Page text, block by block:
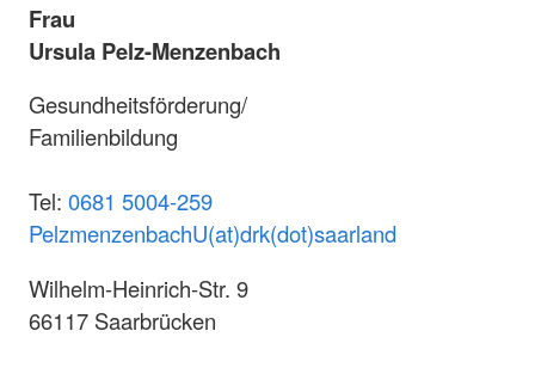
Frau
Ursula Pelz-Menzenbach
Gesundheitsförderung/
Familienbildung
Tel: 0681 5004-259
PelzmenzenbachU(at)drk(dot)saarland
Wilhelm-Heinrich-Str. 9
66117 Saarbrücken